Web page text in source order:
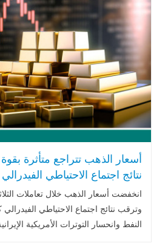
أسعار الذهب تتراجع متأثرة
نتائج اجتماع الاحتياطي الفيدرالي
انخفضت أسعار الذهب خلال تعاملات
وترقب نتائج اجتماع الاحتياطي
النفط وانحسار التوترات الأمريكية